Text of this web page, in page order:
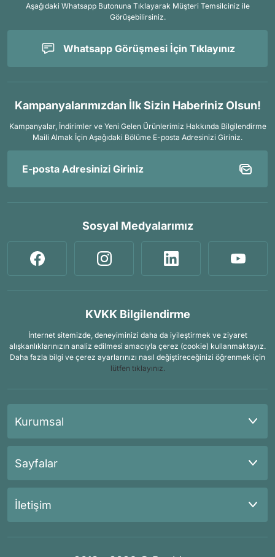
Aşağıdaki Whatsapp Butonuna Tıklayarak Müşteri Temsilciniz ile
Görüşebilirsiniz.
Whatsapp Görüşmesi İçin Tıklayınız
Kampanyalarımızdan İlk Sizin Haberiniz Olsun!
Kampanyalar, İndirimler ve Yeni Gelen Ürünlerimiz Hakkında Bilgilendirme
Maili Almak İçin Aşağıdaki Bölüme E-posta Adresinizi Giriniz.
Sosyal Medyalarımız
KVKK Bilgilendirme
İnternet sitemizde, deneyiminizi daha da iyileştirmek ve ziyaret
alışkanlıklarınızın analiz edilmesi amacıyla çerez (cookie) kullanmaktayız.
Daha fazla bilgi ve çerez ayarlarınızı nasıl değiştireceğinizi öğrenmek için
lütfen tıklayınız.
Kurumsal
Sayfalar
İletişim